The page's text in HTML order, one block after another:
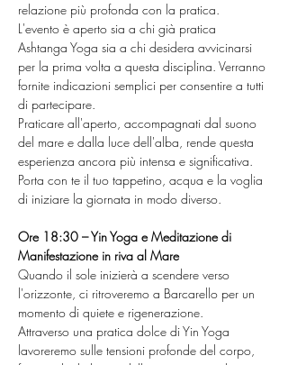
relazione più profonda con la pratica.
L'evento è aperto sia a chi già pratica
Ashtanga Yoga sia a chi desidera avvicinarsi
per la prima volta a questa disciplina. Verranno
fornite indicazioni semplici per consentire a tutti
di partecipare.
Praticare all'aperto, accompagnati dal suono
del mare e dalla luce dell'alba, rende questa
esperienza ancora più intensa e significativa.
Porta con te il tuo tappetino, acqua e la voglia
di iniziare la giornata in modo diverso.
Ore 18:30 – Yin Yoga e Meditazione di
Manifestazione in riva al Mare
Quando il sole inizierà a scendere verso
l'orizzonte, ci ritroveremo a Barcarello per un
momento di quiete e rigenerazione.
Attraverso una pratica dolce di Yin Yoga
lavoreremo sulle tensioni profonde del corpo,